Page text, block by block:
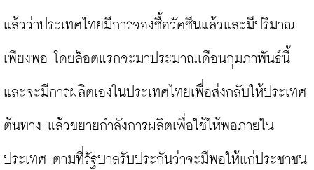
แล้วว่าประเทศไทยมีการจองซื้อวัคซีนแล้วและมีปริมาณ
เพียงพอ โดยล็อตแรกจะมาประมาณเดือนกุมภาพันธ์นี้
และจะมีการผลิตเองในประเทศไทยเพื่อส่งกลับให้ประเทศ
ต้นทาง แล้วขยายกำลังการผลิตเพื่อใช้ให้พอภายใน
ประเทศ ตามที่รัฐบาลรับประกันว่าจะมีพอให้แก่ประชาชน